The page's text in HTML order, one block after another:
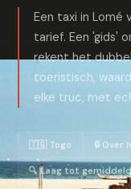
Een taxi in Lomé
tarief. Een 'gids'
rekent het
toeristisch,
elke truc, met
🇹🇬 Togo 🔒 Over
🔍 Laag tot